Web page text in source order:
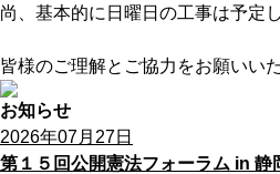
尚、基本的に日曜日の工事は予定
皆様のご理解とご協力をお願いい
お知らせ
2026年07月27日
第１５回公開憲法フォーラム in